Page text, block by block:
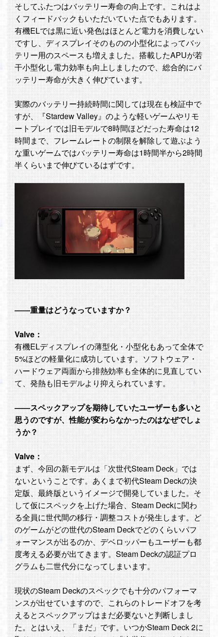
そしてふたつはバッテリー寿命の向上です。これはよ
くフィードバックもいただいていた点でもあります。
有機ELでは黒に近い発色はほとんど電力を消費しない
ですし、ディスプレイそのものの小型化によってバッ
テリー用のスペースも増えました。搭載したAPUが若
干小型化し電力効率も向上しましたので、総合的にバ
ッテリー寿命が大きく伸びています。
実際のバッテリー持続時間に関しては現在も検証中で
すが、『Stardew Valley』のような軽いゲームやリモ
ートプレイでは旧モデルで8時間ほどだった寿命は12
時間まで、フレームレートの制限を解除して遊ぶよう
な重いゲームではバッテリー寿命は1時間半から2時間
半くらいまで伸びているはずです。
――重量はどうなっていますか？
Valve：
有機ELディスプレイの薄型化・小型化もあって全体で
5%ほどの軽量化に成功しています。ソフトウェア・
ハードウェア両面から排熱効率も全体的に見直してい
て、発熱も旧モデルより抑えられています。
――スペックアップを期待していたユーザーも多いと
思うのですが、性能が変わらなかったのはなぜでしょ
うか？
Valve：
まず、今回の新モデルは「次世代Steam Deck」では
ないということです。あくまで初代Steam Deckの決
定版、最終版というイメージで開発していました。そ
して仮にスペックを上げた場合、Steam Deckに関わ
る全員に世代間の移行・調整コストが発生します。ど
のゲームがどの世代のSteam Deckでどのくらいパフ
ォーマンスが出るのか、デベロッパーもユーザーも都
度考える必要が出てきます。Steam Deckの認証プロ
グラムも二世代分になってしまいます。
現状のSteam Deckのスペックでも十分のパフォーマ
ンスが出せていますので、これらのトレードオフを考
えるとスペックアップはまだ必要ないと判断しまし
た。とはいえ、「まだ」です。いつかSteam Deck 2に